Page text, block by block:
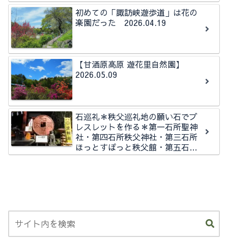
初めての「諏訪峡遊歩道」は花の
楽園だった 2026.04.19
【甘酒原高原 遊花里自然園】
2026.05.09
石巡礼＊秩父巡礼地の願い石でブ
レスレットを作る＊第一石所聖神
社・第四石所秩父神社・第三石所
ほっとすぽっと秩父館・第五石所
秩父今宮神社石所